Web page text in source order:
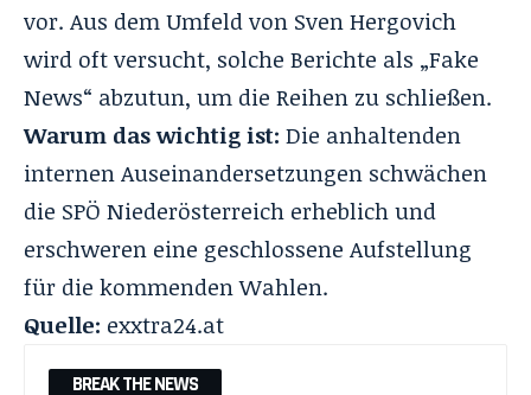
vor. Aus dem Umfeld von Sven Hergovich
wird oft versucht, solche Berichte als „Fake
News“ abzutun, um die Reihen zu schließen.
Warum das wichtig ist: Die anhaltenden
internen Auseinandersetzungen schwächen
die SPÖ Niederösterreich erheblich und
erschweren eine geschlossene Aufstellung
für die kommenden Wahlen.
Quelle: exxtra24.at
BREAK THE NEWS